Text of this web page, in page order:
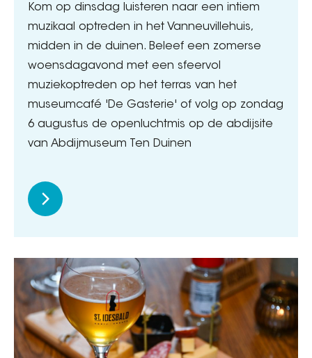
Kom op dinsdag luisteren naar een intiem
muzikaal optreden in het Vanneuvillehuis,
midden in de duinen. Beleef een zomerse
woensdagavond met een sfeervol
muziekoptreden op het terras van het
museumcafé 'De Gasterie' of volg op zondag
6 augustus de openluchtmis op de abdijsite
van Abdijmuseum Ten Duinen